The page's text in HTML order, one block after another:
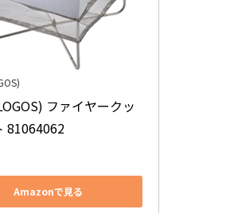
ファイヤークッ
81064062
Amazonで見る